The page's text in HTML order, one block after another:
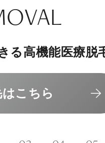
ービスを提供し
はこちら
る高機能医療脱
こちら
トライアル
トライアルはこ
こちら
健康な身体へ
療法はこちら
こちら
、最高のギフト
プのご案内